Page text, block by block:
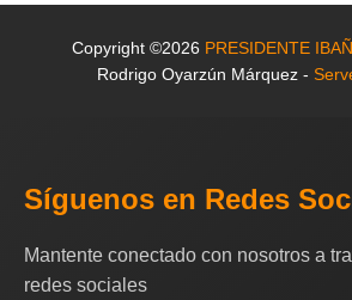
Copyright ©2026 PRESIDENTE
Rodrigo Oyarzún Márquez -
Síguenos en Redes
Mantente conectado con nosotros a
redes sociales